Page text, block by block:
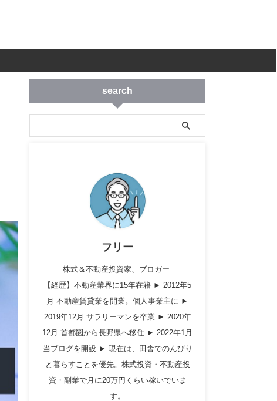
search
フリー
株式＆不動産投資家、ブロガー
【経歴】不動産業界に15年在籍 ► 2012年5
月 不動産賃貸業を開業。個人事業主に ►
2019年12月 サラリーマンを卒業 ► 2020年
12月 首都圏から長野県へ移住 ► 2022年1月
当ブログを開設 ► 現在は、田舎でのんびり
と暮らすことを優先。株式投資・不動産投
資・副業で月に20万円くらい稼いでいま
す。